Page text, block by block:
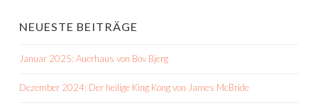
NEUESTE BEITRÄGE
Januar 2025: Auerhaus von Bov Bjerg
Dezember 2024: Der heilige King Kong von James McBride